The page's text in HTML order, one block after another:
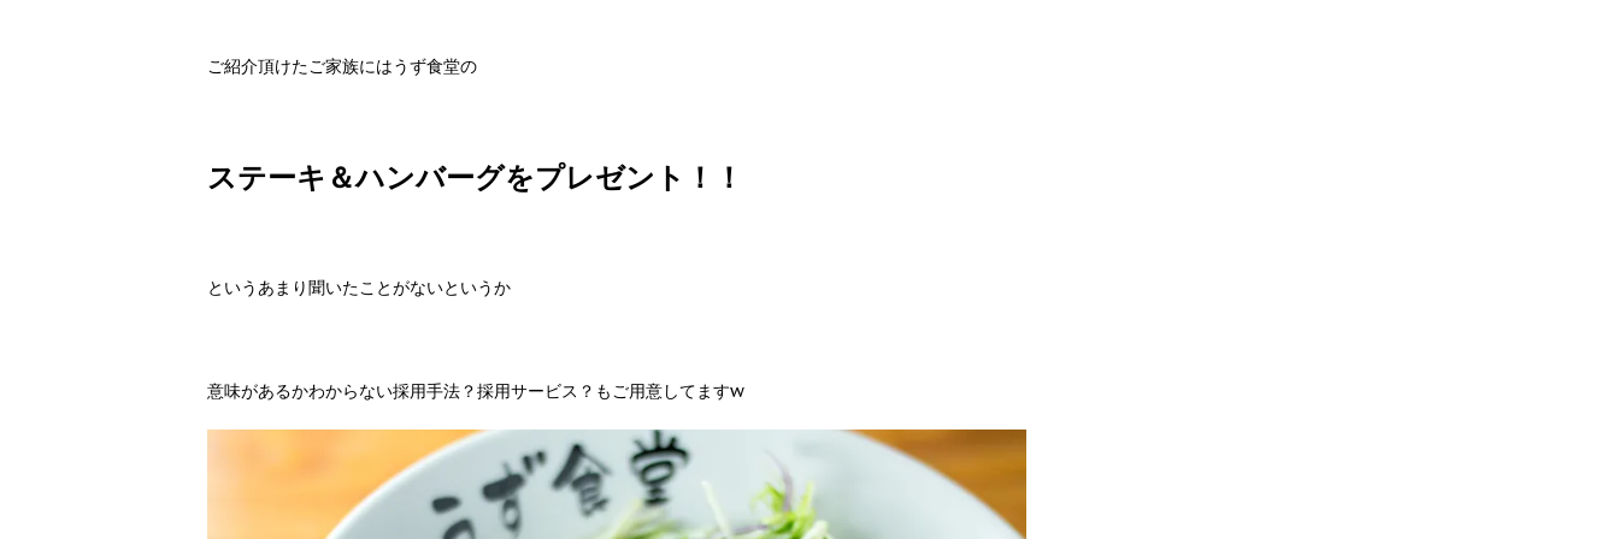
ご紹介頂けたご家族にはうず食堂の
ステーキ＆ハンバーグをプレゼント！！
というあまり聞いたことがないというか
意味があるかわからない採用手法？採用サービス？もご用意してますw